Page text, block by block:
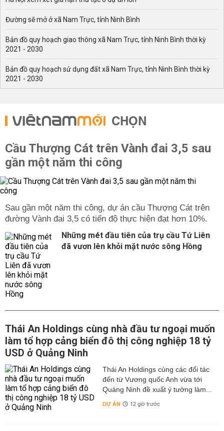
Đường sẽ mở ở xã Nam Trực, tỉnh Ninh Bình
Bản đồ quy hoạch giao thông xã Nam Trực, tỉnh Ninh Bình thời kỳ
2021 - 2030
Bản đồ quy hoạch sử dụng đất xã Nam Trực, tỉnh Ninh Bình thời kỳ
2021 - 2030
CHỌN
Cầu Thượng Cát trên Vành đai 3,5 sau
gần một năm thi công
Sau gần một năm thi công, dự án cầu Thượng Cát trên
đường Vành đai 3,5 có tiến độ thực hiện đạt hơn 10%.
Những mét đầu tiên của trụ cầu Tứ Liên
đã vươn lên khỏi mặt nước sông Hồng
Thái An Holdings cùng nhà đầu tư ngoại muốn
làm tổ hợp cảng biển đô thị công nghiệp 18 tỷ
USD ở Quảng Ninh
Thái An Holdings cùng các đối tác
đến từ Vương quốc Anh vừa tới
Quảng Ninh đề xuất ý tưởng làm...
DỰ ÁN 12 giờ trước